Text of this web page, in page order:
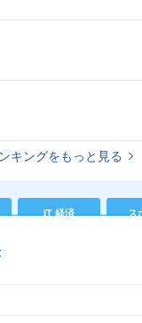
キングをもっと見る
IT 経済 ス